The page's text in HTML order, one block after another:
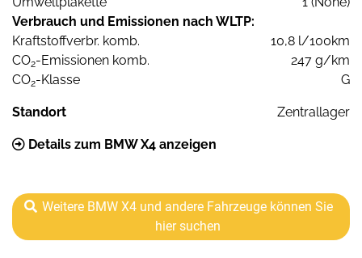
Verbrauch und Emissionen nach WLTP:
Kraftstoffverbr. komb.
10,8 l/100km
CO2-Emissionen komb.
247 g/km
CO2-Klasse G
Standort Zentrallager
Details zum BMW X4 anzeigen
Weitere BMW X4 und andere Fahrzeuge können Sie
hier suchen